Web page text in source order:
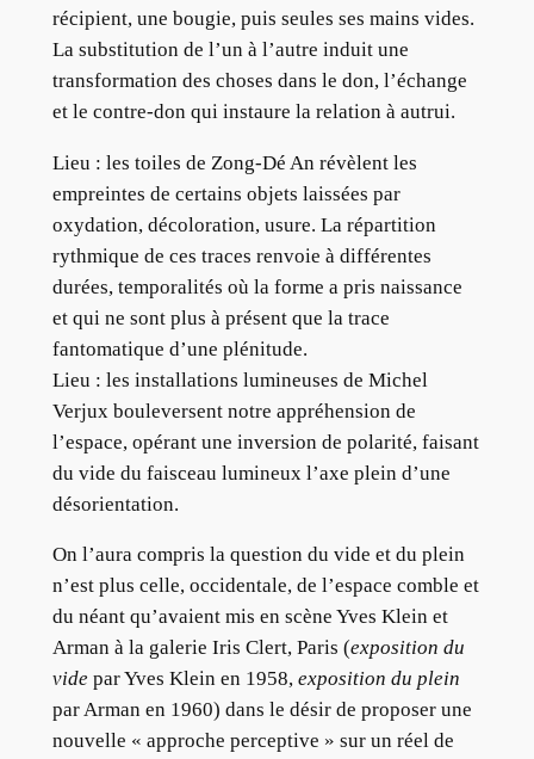
récipient, une bougie, puis seules ses mains vides.
La substitution de l’un à l’autre induit une
transformation des choses dans le don, l’échange
et le contre-don qui instaure la relation à autrui.
Lieu : les toiles de Zong-Dé An révèlent les
empreintes de certains objets laissées par
oxydation, décoloration, usure. La répartition
rythmique de ces traces renvoie à différentes
durées, temporalités où la forme a pris naissance
et qui ne sont plus à présent que la trace
fantomatique d’une plénitude.
Lieu : les installations lumineuses de Michel
Verjux bouleversent notre appréhension de
l’espace, opérant une inversion de polarité, faisant
du vide du faisceau lumineux l’axe plein d’une
désorientation.
On l’aura compris la question du vide et du plein
n’est plus celle, occidentale, de l’espace comble et
du néant qu’avaient mis en scène Yves Klein et
Arman à la galerie Iris Clert, Paris (exposition du
videpar Yves Klein en 1958, exposition du plein
par Arman en 1960) dans le désir de proposer une
nouvelle « approche perceptive » sur un réel de